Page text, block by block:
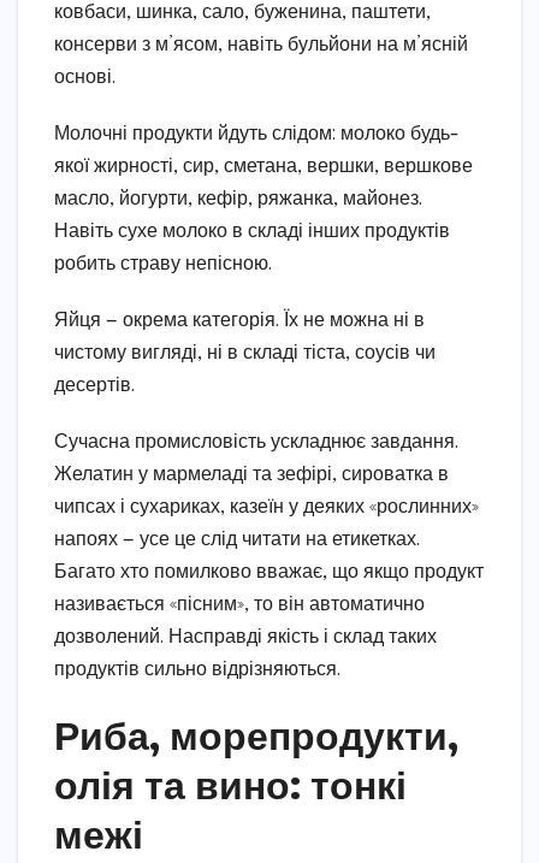
ковбаси, шинка, сало, буженина, паштети,
консерви з м’ясом, навіть бульйони на м’ясній
основі.
Молочні продукти йдуть слідом: молоко будь-
якої жирності, сир, сметана, вершки, вершкове
масло, йогурти, кефір, ряжанка, майонез.
Навіть сухе молоко в складі інших продуктів
робить страву непісною.
Яйця — окрема категорія. Їх не можна ні в
чистому вигляді, ні в складі тіста, соусів чи
десертів.
Сучасна промисловість ускладнює завдання.
Желатин у мармеладі та зефірі, сироватка в
чипсах і сухариках, казеїн у деяких «рослинних»
напоях — усе це слід читати на етикетках.
Багато хто помилково вважає, що якщо продукт
називається «пісним», то він автоматично
дозволений. Насправді якість і склад таких
продуктів сильно відрізняються.
Риба, морепродукти,
олія та вино: тонкі
межі